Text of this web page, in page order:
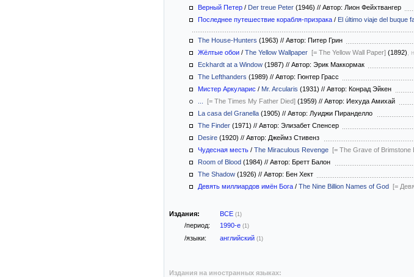
Верный Петер / Der treue Peter (1946) // Автор: Лион Фейхтвангер
Последнее путешествие корабля-призрака / El último viaje del buque
The House-Hunters (1963) // Автор: Питер Грин
Жёлтые обои / The Yellow Wallpaper [= The Yellow Wall Paper] (1892) ,
Eckhardt at a Window (1987) // Автор: Эрик Маккормак
The Lefthanders (1989) // Автор: Гюнтер Грасс
Мистер Аркуларис / Mr. Arcularis (1931) // Автор: Конрад Эйкен
[= The Times My Father Died] (1959) // Автор: Иехуда Амихай
La casa del Granella (1905) // Автор: Луиджи Пиранделло
The Finder (1971) // Автор: Элизабет Спенсер
Desire (1920) // Автор: Джеймз Стивенз
Чудесная месть / The Miraculous Revenge [= The Grave of Brimstone
Room of Blood (1984) // Автор: Бретт Балон
The Shadow (1926) // Автор: Бен Хект
Девять миллиардов имён Бога / The Nine Billion Names of God [=
Издания: ВСЕ (1)
/период: 1990-е (1)
/языки: английский (1)
Издания на иностранных языках: